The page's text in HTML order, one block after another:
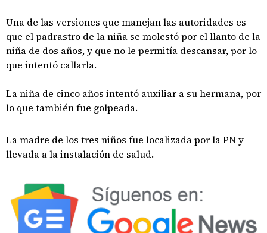
Una de las versiones que manejan las autoridades es
que el padrastro de la niña se molestó por el llanto de la
niña de dos años, y que no le permitía descansar, por lo
que intentó callarla.
La niña de cinco años intentó auxiliar a su hermana, por
lo que también fue golpeada.
La madre de los tres niños fue localizada por la PN y
llevada a la instalación de salud.